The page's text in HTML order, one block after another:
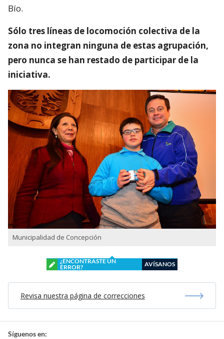
Bío.
Sólo tres líneas de locomoción colectiva de la
zona no integran ninguna de estas agrupación,
pero nunca se han restado de participar de la
iniciativa.
Municipalidad de Concepción
¿ENCONTRASTE UN
ERROR?
AVÍSANOS
Revisa nuestra página de correcciones
Síguenos en: